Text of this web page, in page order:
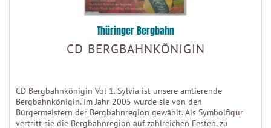
Thüringer Bergbahn
CD BERGBAHNKÖNIGIN
CD Bergbahnkönigin Vol 1. Sylvia ist unsere amtierende
Bergbahnkönigin. Im Jahr 2005 wurde sie von den
Bürgermeistern der Bergbahnregion gewählt. Als Symbolfigur
vertritt sie die Bergbahnregion auf zahlreichen Festen, zu